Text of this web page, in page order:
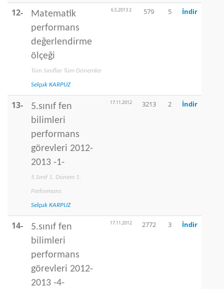
12-
Matematik
performans
değerlendirme
ölçeği
Tüm Sınıflar Tüm Dönemler
Selçuk KARPUZ
6.5.2013 2 579 5 İndir
13-
5.sınıf fen
bilimleri
performans
görevleri 2012-
2013 -1-
5.Sınıf 1. Dönem 1.
Performans
Selçuk KARPUZ
17.11.2012 3213 2 İndir
14-
5.sınıf fen
bilimleri
performans
görevleri 2012-
2013 -4-
17.11.2012 2772 3 İndir